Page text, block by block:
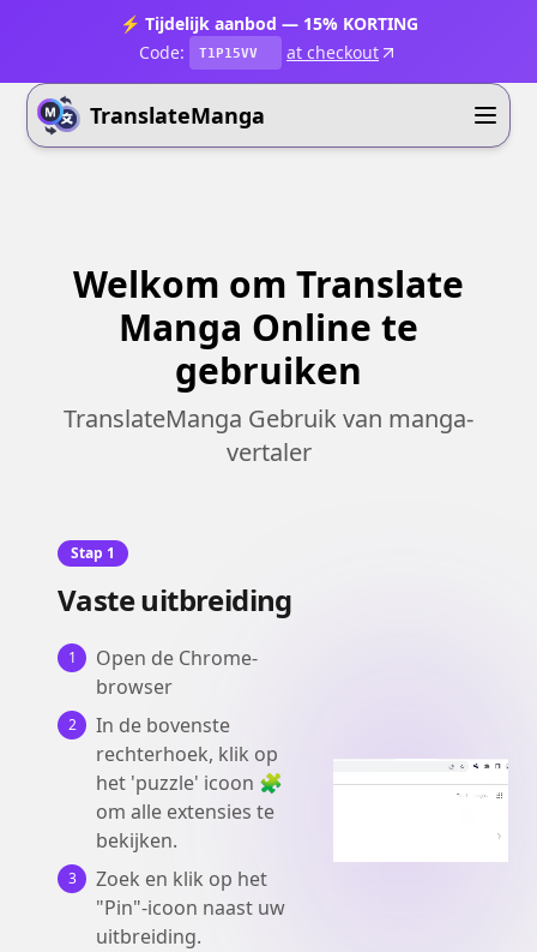
⚡ Tijdelijk aanbod — 15% KORTING
Code:
T1P15VV at checkout
TranslateManga
Welkom om Translate
Manga Online te
gebruiken
TranslateManga Gebruik van manga-
vertaler
Stap 1
Vaste uitbreiding
1
Open de Chrome-
browser
2
In de bovenste
rechterhoek, klik op
het 'puzzle' icoon 🧩
om alle extensies te
bekijken.
3
Zoek en klik op het
"Pin"-icoon naast uw
uitbreiding.